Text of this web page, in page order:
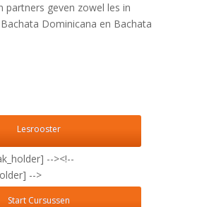
partners geven zowel les in
Dominicana en Bachata
Lesrooster
--><!--
-->
Start Cursussen